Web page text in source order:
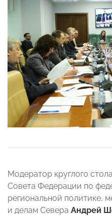
Модератор круглого
Совета Федерации по
региональной политике,
и делам Севера Андрей